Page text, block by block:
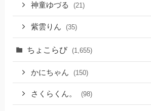
神童ゆづる (21)
紫雲りん (35)
ちょこらび (1,655)
かにちゃん (150)
さくらくん。 (98)